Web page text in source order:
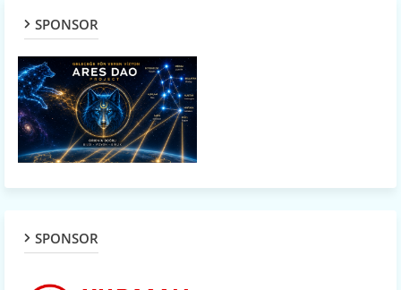
SPONSOR
SPONSOR